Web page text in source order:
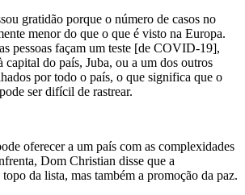
gratidão porque o número de casos no
menor do que o que é visto na Europa.
pessoas façam um teste [de COVID-19],
capital do país, Juba, ou a um dos outros
por todo o país, o que significa que o
ser difícil de rastrear.
oferecer a um país com as complexidades
Dom Christian disse que a
da lista, mas também a promoção da paz.